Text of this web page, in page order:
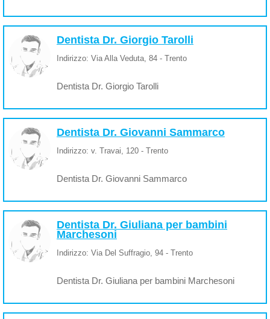
Dentista Dr. Giorgio Tarolli
Indirizzo: Via Alla Veduta, 84 - Trento
Dentista Dr. Giorgio Tarolli
Dentista Dr. Giovanni Sammarco
Indirizzo: v. Travai, 120 - Trento
Dentista Dr. Giovanni Sammarco
Dentista Dr. Giuliana per bambini
Marchesoni
Indirizzo: Via Del Suffragio, 94 - Trento
Dentista Dr. Giuliana per bambini Marchesoni